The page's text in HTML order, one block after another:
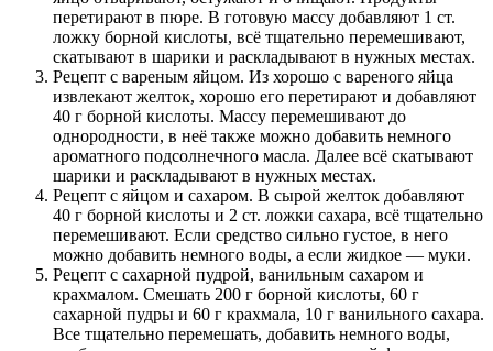
перетирают в пюре. В готовую массу добавляют 1 ст.
ложку борной кислоты, всё тщательно перемешивают,
скатывают в шарики и раскладывают в нужных местах.
Рецепт с вареным яйцом. Из хорошо с вареного яйца
извлекают желток, хорошо его перетирают и добавляют
40 г борной кислоты. Массу перемешивают до
однородности, в неё также можно добавить немного
ароматного подсолнечного масла. Далее всё скатывают
шарики и раскладывают в нужных местах.
Рецепт с яйцом и сахаром. В сырой желток добавляют
40 г борной кислоты и 2 ст. ложки сахара, всё тщательно
перемешивают. Если средство сильно густое, в него
можно добавить немного воды, а если жидкое — муки.
Рецепт с сахарной пудрой, ванильным сахаром и
крахмалом. Смешать 200 г борной кислоты, 60 г
сахарной пудры и 60 г крахмала, 10 г ванильного сахара.
Все тщательно перемешать, добавить немного воды,